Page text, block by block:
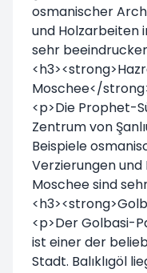
osmanischer
und Holzarbeiten
sehr
Moschee</
<p>Die Prophet-
Zentrum von
Beispiele
Verzierungen
Moschee sind
<p>Der Golbasi-
ist einer der
Stadt. Balıklıgöl